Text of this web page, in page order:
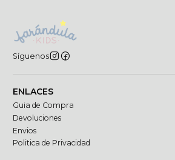
Síguenos
ENLACES
Guia de Compra
Devoluciones
Envios
Politica de Privacidad